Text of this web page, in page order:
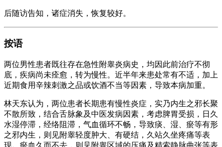
后随访告知，诸症消失，恢复较好。
按语
两位男性患者既往存在急性附睾炎病史，均因此前治疗不彻
底，疾病尚未痊愈，转为慢性。近半年来患处常有不适，加上
近期食用辛辣刺激之品或饮酒不当等因素，导致本病加重。
林天东认为，两位患者长期患有慢性炎症，实乃内生之邪长聚
不散所致，结合舌脉象及中医发病因素，考虑脾胃受损，日久
水湿停滞，经络阻滞，气血循环不畅，导致痰、湿、瘀等有形
之邪内生，则见附睾轻度肿大、有硬结，久站久坐疼痛等表
现。瘀血久而不去，则见附睾区域的压痛及精索静脉曲张等表